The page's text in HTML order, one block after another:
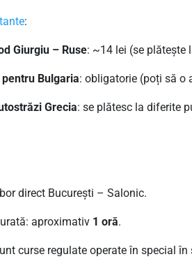
:
Giurgiu – Ruse: ~14 lei (se plătește
Bulgaria: obligatorie (poți să o
Grecia: se plătesc la diferite
direct București – Salonic.
aproximativ 1 oră.
curse regulate operate în special în